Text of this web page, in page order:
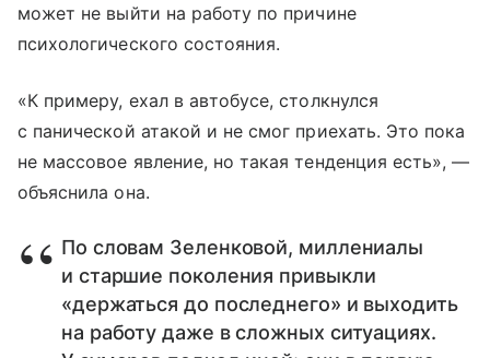
может не выйти на работу по причине
психологического состояния.
«К примеру, ехал в автобусе, столкнулся
с панической атакой и не смог приехать. Это пока
не массовое явление, но такая тенденция есть», —
объяснила она.
По словам Зеленковой, миллениалы
и старшие поколения привыкли
«держаться до последнего» и выходить
на работу даже в сложных ситуациях.